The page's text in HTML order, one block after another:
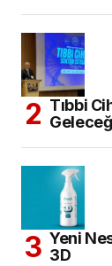
Tıbbi
Yeni
3D